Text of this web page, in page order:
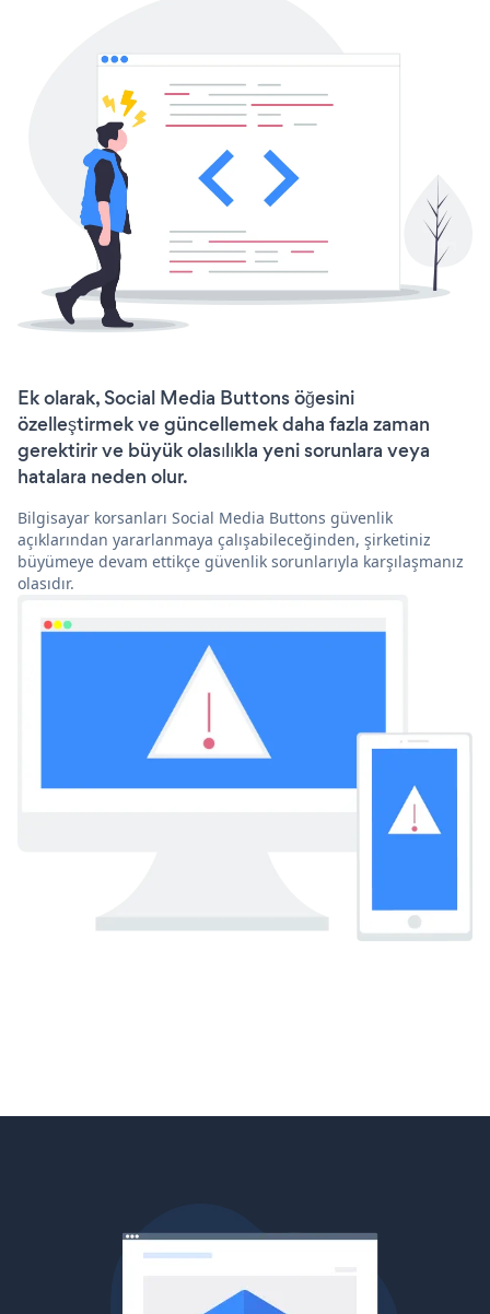
Ek olarak, Social Media Buttons öğesini
özelleştirmek ve güncellemek daha fazla zaman
gerektirir ve büyük olasılıkla yeni sorunlara veya
hatalara neden olur.
Bilgisayar korsanları Social Media Buttons güvenlik
açıklarından yararlanmaya çalışabileceğinden, şirketiniz
büyümeye devam ettikçe güvenlik sorunlarıyla karşılaşmanız
olasıdır.